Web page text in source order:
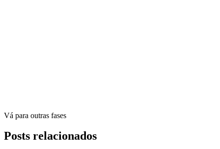
Vá para outras fases
Posts relacionados